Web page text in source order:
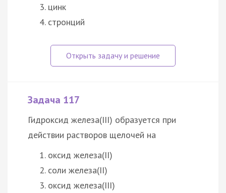
цинк
стронций
Задача 117
Гидроксид железа(III) образуется при
действии растворов щелочей на
оксид железа(II)
соли железа(II)
оксид железа(III)